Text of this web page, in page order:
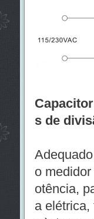
s de
o
otência,
a